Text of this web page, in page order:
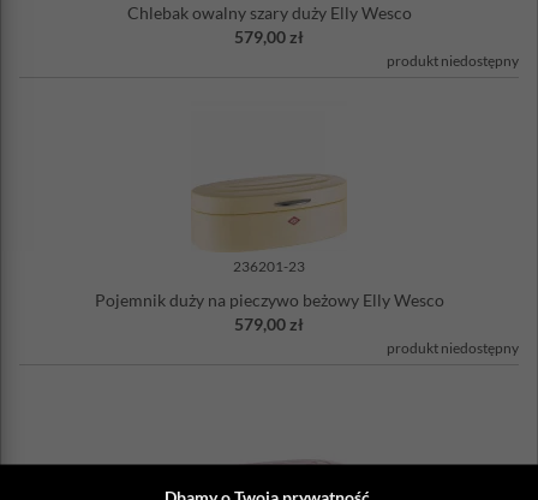
Dbamy o Twoją prywatność.
Chlebak owalny szary duży Elly Wesco
579,00 zł
produkt niedostępny
236201-23
Pojemnik duży na pieczywo beżowy Elly Wesco
579,00 zł
produkt niedostępny